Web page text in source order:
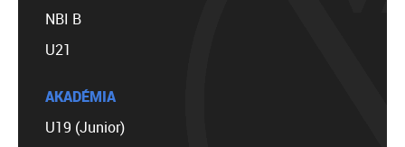
NBI B
U21
AKADÉMIA
U19 (Junior)